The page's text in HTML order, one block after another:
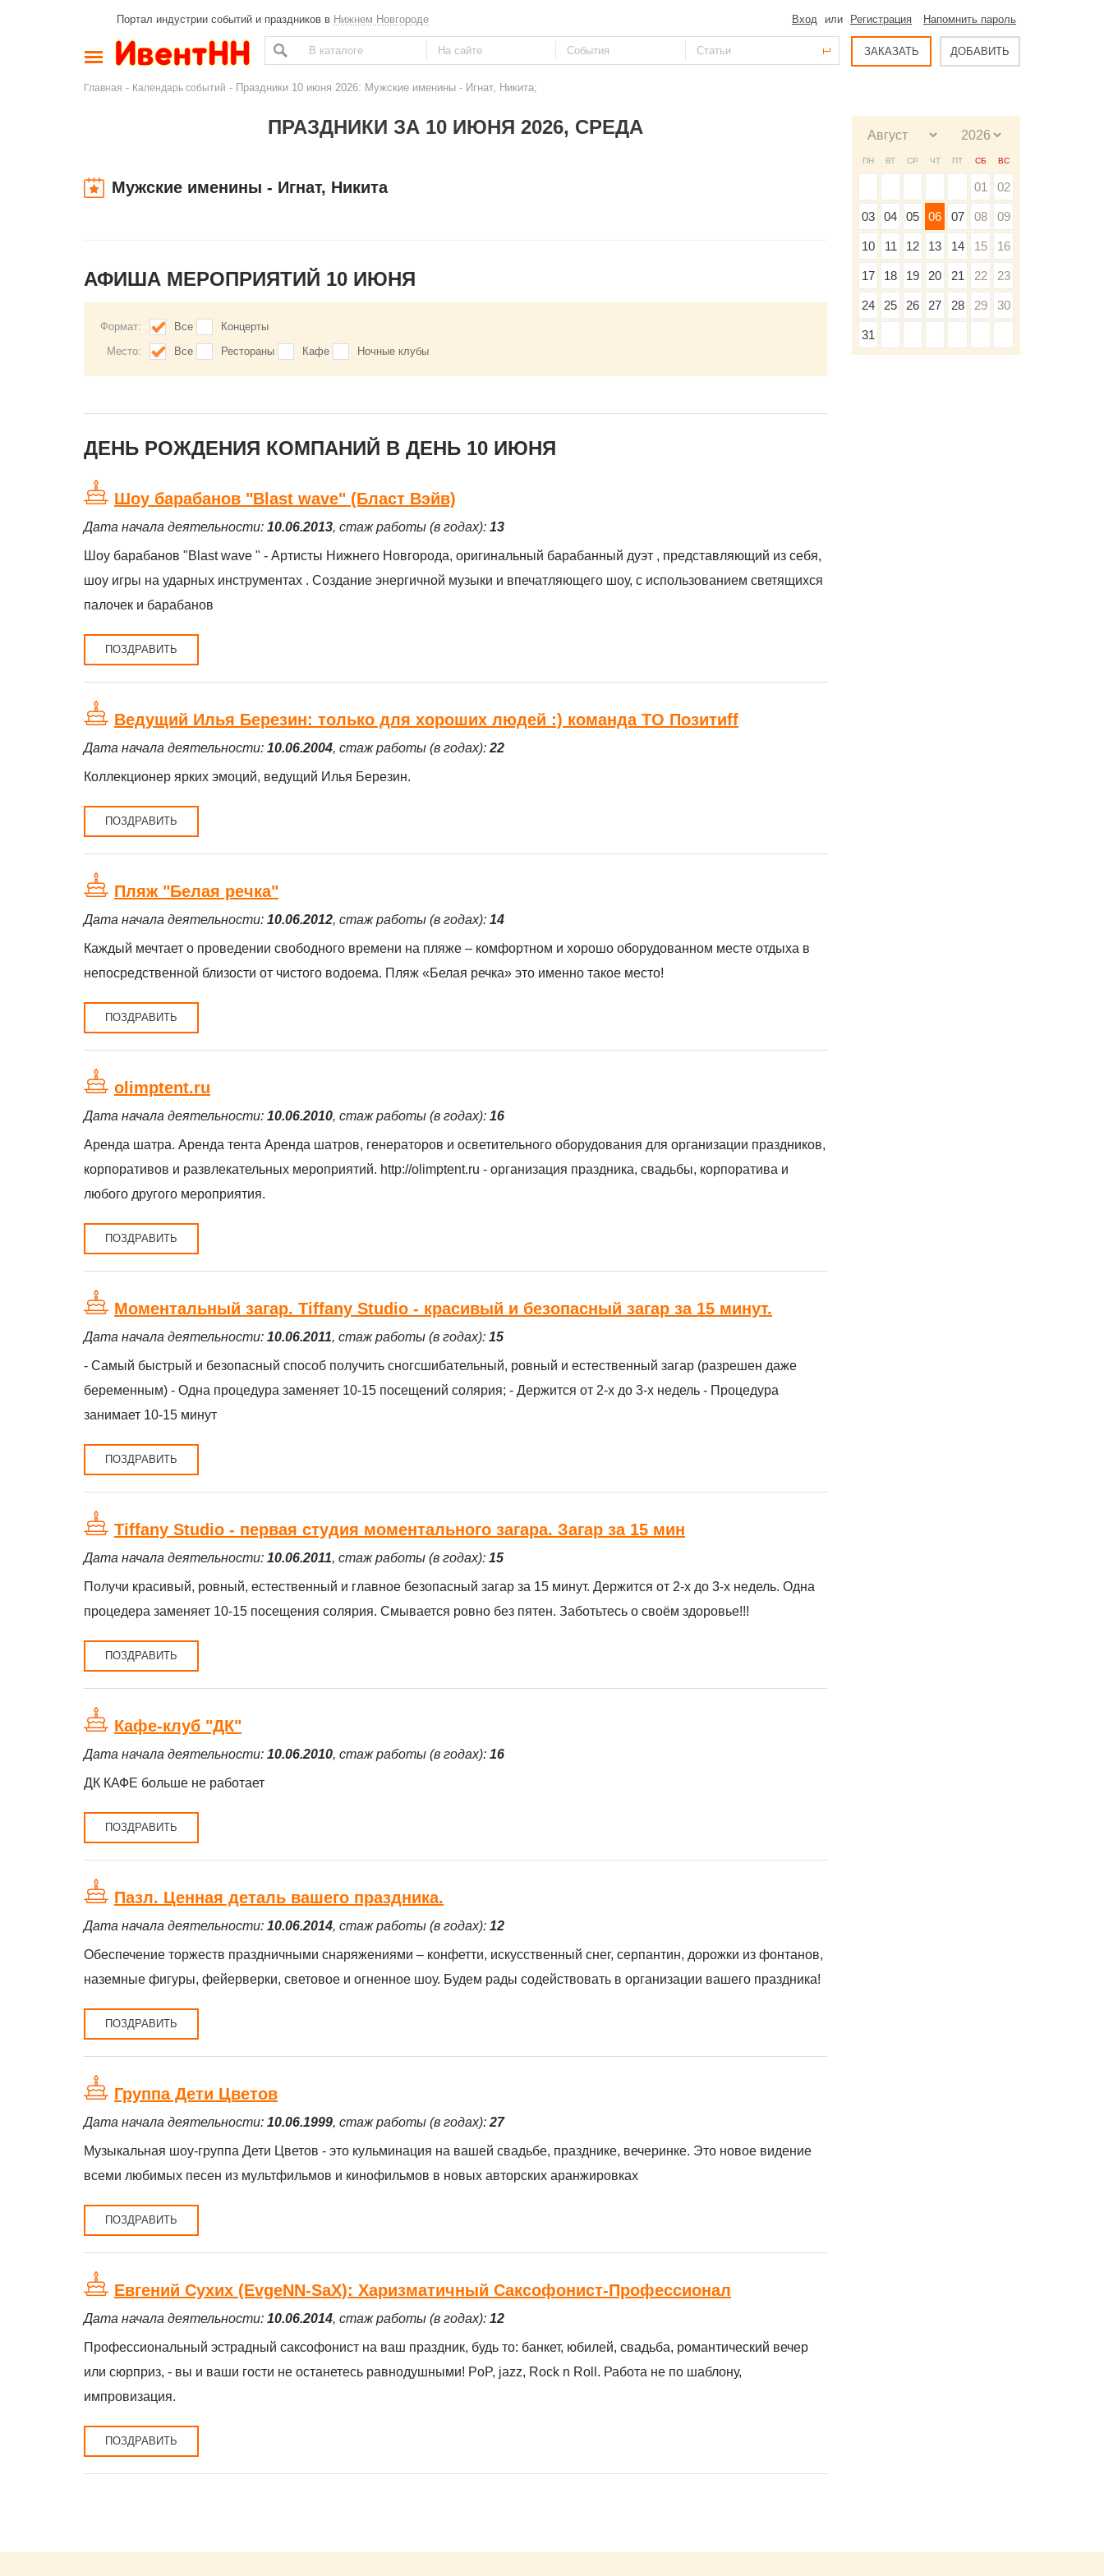
Портал индустрии событий и праздников в Нижнем Новгороде Вход или Регистрация Напомнить пароль
ЗАКАЗАТЬ ДОБАВИТЬ
Главная - Календарь событий - Праздники 10 июня 2026: Мужские именины - Игнат, Никита;
ПРАЗДНИКИ ЗА 10 ИЮНЯ 2026, СРЕДА
Мужские именины - Игнат, Никита
АФИША МЕРОПРИЯТИЙ 10 ИЮНЯ
Формат: Все
Концерты
Место:
Все Рестораны Кафе Ночные клубы
ДЕНЬ РОЖДЕНИЯ КОМПАНИЙ В ДЕНЬ 10 ИЮНЯ
Шоу барабанов "Blast wave" (Бласт Вэйв)
Дата начала деятельности: 10.06.2013, стаж работы (в годах): 13
Шоу барабанов "Blast wave " - Артисты Нижнего Новгорода, оригинальный барабанный дуэт , представляющий из себя,
шоу игры на ударных инструментах . Создание энергичной музыки и впечатляющего шоу, с использованием светящихся
палочек и барабанов
ПОЗДРАВИТЬ
Ведущий Илья Березин: только для хороших людей :) команда ТО Позитиff
Дата начала деятельности: 10.06.2004, стаж работы (в годах): 22
Коллекционер ярких эмоций, ведущий Илья Березин.
ПОЗДРАВИТЬ
Пляж "Белая речка"
Дата начала деятельности: 10.06.2012, стаж работы (в годах): 14
Каждый мечтает о проведении свободного времени на пляже – комфортном и хорошо оборудованном месте отдыха в
непосредственной близости от чистого водоема. Пляж «Белая речка» это именно такое место!
ПОЗДРАВИТЬ
olimptent.ru
Дата начала деятельности: 10.06.2010, стаж работы (в годах): 16
Аренда шатра. Аренда тента Аренда шатров, генераторов и осветительного оборудования для организации праздников,
корпоративов и развлекательных мероприятий. http://olimptent.ru - организация праздника, свадьбы, корпоратива и
любого другого мероприятия.
ПОЗДРАВИТЬ
Моментальный загар. Tiffany Studio - красивый и безопасный загар за 15 минут.
Дата начала деятельности: 10.06.2011, стаж работы (в годах): 15
- Самый быстрый и безопасный способ получить сногсшибательный, ровный и естественный загар (разрешен даже
беременным) - Одна процедура заменяет 10-15 посещений солярия; - Держится от 2-х до 3-х недель - Процедура
занимает 10-15 минут
ПОЗДРАВИТЬ
Tiffany Studio - первая студия моментального загара. Загар за 15 мин
Дата начала деятельности: 10.06.2011, стаж работы (в годах): 15
Получи красивый, ровный, естественный и главное безопасный загар за 15 минут. Держится от 2-х до 3-х недель. Одна
процедера заменяет 10-15 посещения солярия. Смывается ровно без пятен. Заботьтесь о своём здоровье!!!
ПОЗДРАВИТЬ
Кафе-клуб "ДК"
Дата начала деятельности: 10.06.2010, стаж работы (в годах): 16
ДК КАФЕ больше не работает
ПОЗДРАВИТЬ
Пазл. Ценная деталь вашего праздника.
Дата начала деятельности: 10.06.2014, стаж работы (в годах): 12
Обеспечение торжеств праздничными снаряжениями – конфетти, искусственный снег, серпантин, дорожки из фонтанов,
наземные фигуры, фейерверки, световое и огненное шоу. Будем рады содействовать в организации вашего праздника!
ПОЗДРАВИТЬ
Группа Дети Цветов
Дата начала деятельности: 10.06.1999, стаж работы (в годах): 27
Музыкальная шоу-группа Дети Цветов - это кульминация на вашей свадьбе, празднике, вечеринке. Это новое видение
всеми любимых песен из мультфильмов и кинофильмов в новых авторских аранжировках
ПОЗДРАВИТЬ
Евгений Сухих (EvgeNN-SaX): Харизматичный Саксофонист-Профессионал
Дата начала деятельности: 10.06.2014, стаж работы (в годах): 12
Профессиональный эстрадный саксофонист на ваш праздник, будь то: банкет, юбилей, свадьба, романтический вечер
или сюрприз, - вы и ваши гости не останетесь равнодушными! PoP, jazz, Rock n Roll. Работа не по шаблону,
импровизация.
ПОЗДРАВИТЬ
ПН ВТ СР ЧТ ПТ СБ ВС
01 02
03 04 05 06 07 08 09
10 11 12 13 14 15 16
17 18 19 20 21 22 23
24 25 26 27 28 29 30
31